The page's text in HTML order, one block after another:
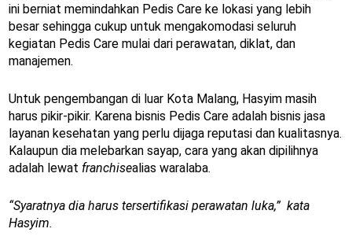
ini berniat memindahkan Pedis Care ke lokasi yang lebih
besar sehingga cukup untuk mengakomodasi seluruh
kegiatan Pedis Care mulai dari perawatan, diklat, dan
manajemen.
Untuk pengembangan di luar Kota Malang, Hasyim masih
harus pikir-pikir. Karena bisnis Pedis Care adalah bisnis jasa
layanan kesehatan yang perlu dijaga reputasi dan kualitasnya.
Kalaupun dia melebarkan sayap, cara yang akan dipilihnya
adalah lewat franchisealias waralaba.
“Syaratnya dia harus tersertifikasi perawatan luka,” kata
Hasyim.